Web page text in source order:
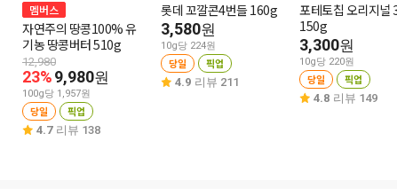
멤버스
자연주의 땅콩100% 유
기농 땅콩버터 510g
12,980
23%9,980원
100g당 1,957원
당일 픽업
4.7 리뷰 138
롯데 꼬깔콘4번들 160g
3,580원
10g당 224원
당일 픽업
4.9 리뷰 211
포테토칩 오리지널
150g
3,300원
10g당 220원
당일 픽업
4.8 리뷰 149